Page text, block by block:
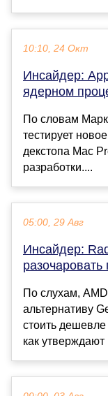
10:10, 24 Окт
Инсайдер:
ядерном
По словам
тестирует
декстопа Mac
разработки....
05:00, 29 Авг
Инсайдер:
разочаровать
По слухам,
альтернативу
стоить
как утверждают